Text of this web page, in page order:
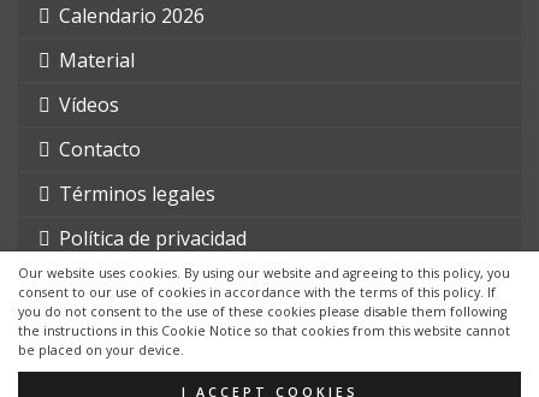
Our website uses cookies. By using our website and agreeing to this policy, you
consent to our use of cookies in accordance with the terms of this policy. If
you do not consent to the use of these cookies please disable them following
the instructions in this Cookie Notice so that cookies from this website cannot
be placed on your device.
I ACCEPT COOKIES
Calendario 2026
Material
Vídeos
Contacto
Términos legales
Política de privacidad
© 2026 - triatlonchannel.com. Todos los derechos reservados.
Página web creada por:Whyaweb.es